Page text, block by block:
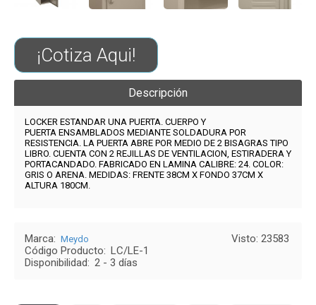
¡Cotiza Aqui!
Descripción
LOCKER ESTANDAR UNA PUERTA. CUERPO Y
PUERTA ENSAMBLADOS MEDIANTE SOLDADURA POR
RESISTENCIA. LA PUERTA ABRE POR MEDIO DE 2 BISAGRAS TIPO
LIBRO. CUENTA CON 2 REJILLAS DE VENTILACION, ESTIRADERA Y
PORTACANDADO. FABRICADO EN LAMINA CALIBRE: 24. COLOR:
GRIS O ARENA. MEDIDAS: FRENTE 38CM X FONDO 37CM X
ALTURA 180CM.
Visto: 23583
Marca: Meydo
Código Producto: LC/LE-1
Disponibilidad: 2 - 3 días